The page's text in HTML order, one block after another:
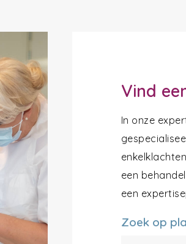
Vind
In onze
een
een
Zoek op